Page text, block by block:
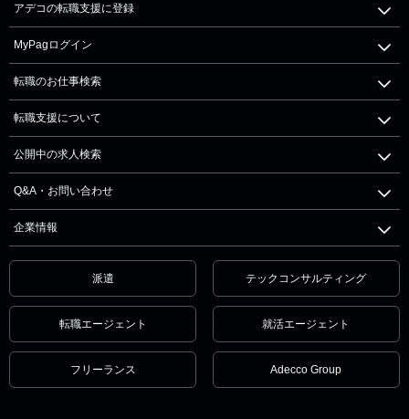
アデコの転職支援に登録
MyPagログイン
転職のお仕事検索
転職支援について
公開中の求人検索
Q&A・お問い合わせ
企業情報
派遣 テックコンサルティング
転職エージェント 就活エージェント
フリーランス Adecco Group